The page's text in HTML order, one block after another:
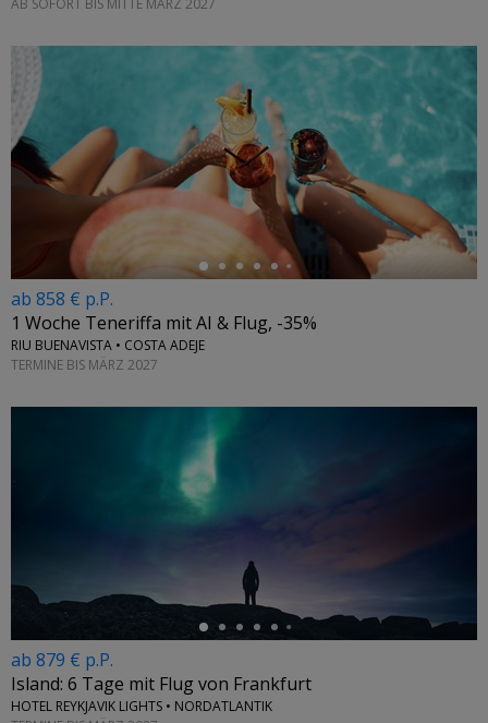
←
ab 858 € p.P.
1 Woche Teneriffa mit AI & Flug, -35%
RIU BUENAVISTA • COSTA ADEJE
TERMINE BIS MÄRZ 2027
ab 879 € p.P.
Island: 6 Tage mit Flug von Frankfurt
HOTEL REYKJAVIK LIGHTS • NORDATLANTIK